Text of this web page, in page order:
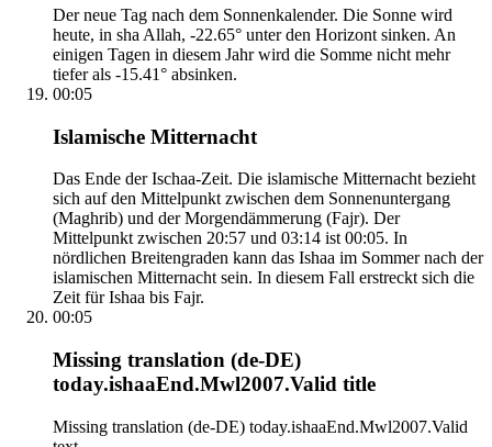
Der neue Tag nach dem Sonnenkalender. Die Sonne wird
heute, in sha Allah, -22.65° unter den Horizont sinken. An
einigen Tagen in diesem Jahr wird die Somme nicht mehr
tiefer als -15.41° absinken.
00:05
Islamische Mitternacht
Das Ende der Ischaa-Zeit. Die islamische Mitternacht bezieht
sich auf den Mittelpunkt zwischen dem Sonnenuntergang
(Maghrib) und der Morgendämmerung (Fajr). Der
Mittelpunkt zwischen 20:57 und 03:14 ist 00:05. In
nördlichen Breitengraden kann das Ishaa im Sommer nach der
islamischen Mitternacht sein. In diesem Fall erstreckt sich die
Zeit für Ishaa bis Fajr.
00:05
Missing translation (de-DE)
today.ishaaEnd.Mwl2007.Valid title
Missing translation (de-DE) today.ishaaEnd.Mwl2007.Valid